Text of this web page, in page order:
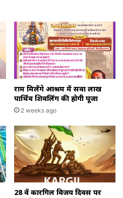
राम मिलेंगे आश्रम में सवा लाख
पार्थिव शिवलिंग की होगी पूजा
2 weeks ago
28 वें कारगिल विजय दिवस पर